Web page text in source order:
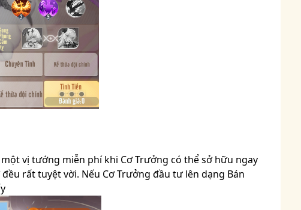
vị tướng miễn phí khi Cơ Trưởng có thể sở hữu ngay
rất tuyệt vời. Nếu Cơ Trưởng đầu tư lên dạng Bán